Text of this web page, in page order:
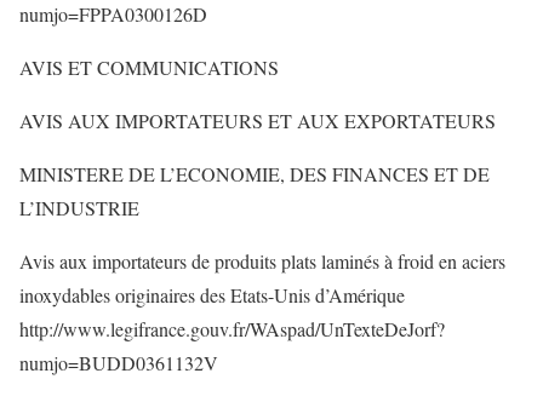
numjo=FPPA0300126D
AVIS ET COMMUNICATIONS
AVIS AUX IMPORTATEURS ET AUX EXPORTATEURS
MINISTERE DE L’ECONOMIE, DES FINANCES ET DE
L’INDUSTRIE
Avis aux importateurs de produits plats laminés à froid en aciers
inoxydables originaires des Etats-Unis d’Amérique
http://www.legifrance.gouv.fr/WAspad/UnTexteDeJorf?
numjo=BUDD0361132V